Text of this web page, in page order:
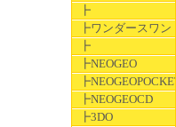
┣
┣ワンダースワン
┣
┣NEOGEO
┣NEOGEOPOCKET
┣NEOGEOCD
┣3DO